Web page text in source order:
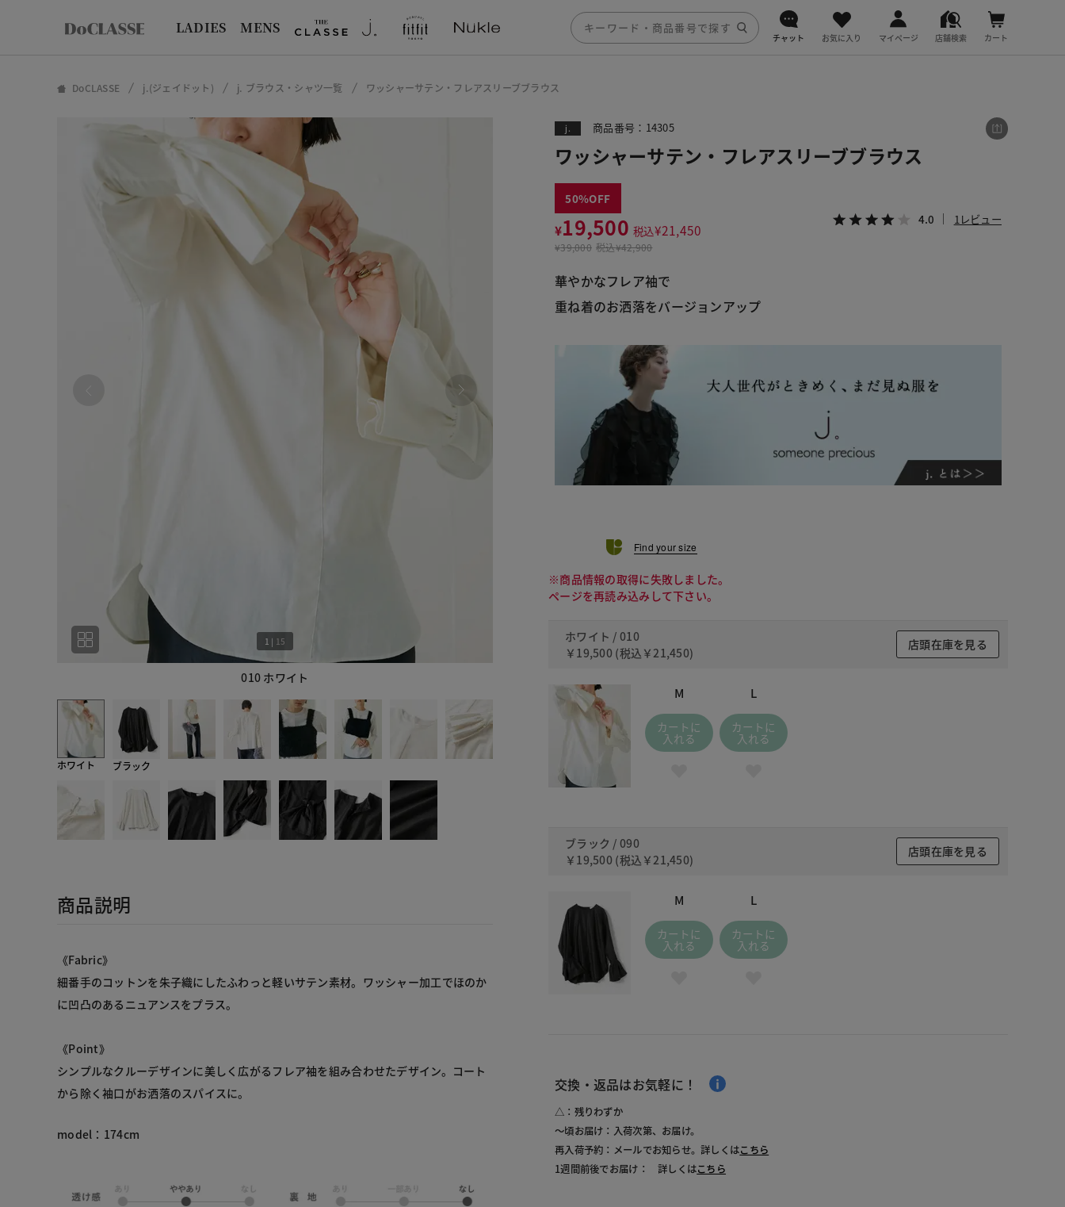
LADIES MENS
チャット お気に入り マイページ 店舗検索 カート
DoCLASSE j.(ジェイドット) j. ブラウス・シャツ一覧 ワッシャーサテン・フレアスリーブブラウス
010 ホワイト
1 | 15
ホワイト ブラック
商品説明
《Fabric》
細番手のコットンを朱子織にしたふわっと軽いサテン素材。ワッシャー加工でほのか
に凹凸のあるニュアンスをプラス。
《Point》
シンプルなクルーデザインに美しく広がるフレア袖を組み合わせたデザイン。コート
から除く袖口がお洒落のスパイスに。
model：174cm
j. 商品番号：14305
ワッシャーサテン・フレアスリーブブラウス
50
¥19,500 税込¥21,450
¥39,000 税込¥42,900
4.0 1レビュー
華やかなフレア袖で
重ね着のお洒落をバージョンアップ
Find your size
※商品情報の取得に失敗しました。
ページを再読み込みして下さい。
ホワイト / 010
￥19,500 (税込 ￥21,450)
店頭在庫を見る
M
カートに
入れる
L
カートに
入れる
ブラック / 090
￥19,500 (税込 ￥21,450)
店頭在庫を見る
M
カートに
入れる
L
カートに
入れる
交換・返品はお気軽に！
△：残りわずか
～頃お届け：入荷次第、お届け。
再入荷予約：メールでお知らせ。詳しくはこちら
1週間前後でお届け： 詳しくはこちら